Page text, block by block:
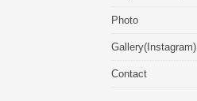
Photo
Gallery(Instagram)
Contact